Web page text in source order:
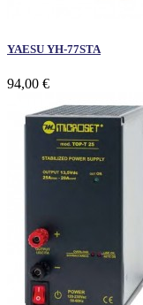
YAESU YH-77STA
94,00 €